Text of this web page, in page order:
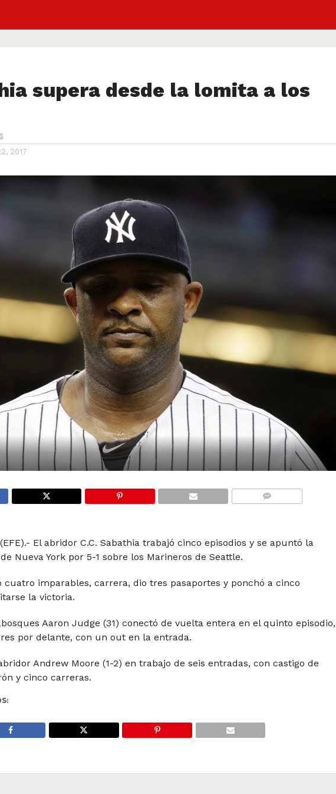
supera desde la lomita a los
2017
El abridor C.C. Sabathia trabajó cinco episodios y se apuntó la
Nueva York por 5-1 sobre los Marineros de Seattle.
cuatro imparables, carrera, dio tres pasaportes y ponchó a cinco
la victoria.
Aaron Judge (31) conectó de vuelta entera en el quinto episodio,
por delante, con un out en la entrada.
Andrew Moore (1-2) en trabajo de seis entradas, con castigo de
y cinco carreras.